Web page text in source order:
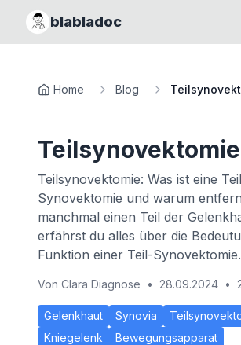
blabladoc
Home Blog
Teilsynovektomie
Teilsynovektomie: Was ist eine
Synovektomie und warum
manchmal einen Teil der
erfährst du alles über die
Funktion einer Teil-Synovektomie.
Von Clara Diagnose • 28.09.2024 •
Gelenkhaut Synovia
Kniegelenk
Bewegungsapparat